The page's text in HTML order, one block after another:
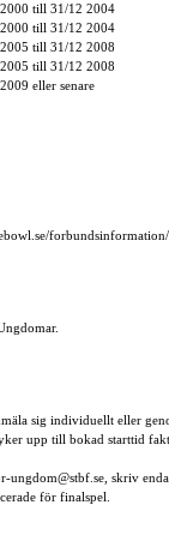
till 31/12 2004
till 31/12 2004
till 31/12 2008
till 31/12 2008
eller senare
sig individuellt eller
upp till bokad starttid
skriv
för finalspel.